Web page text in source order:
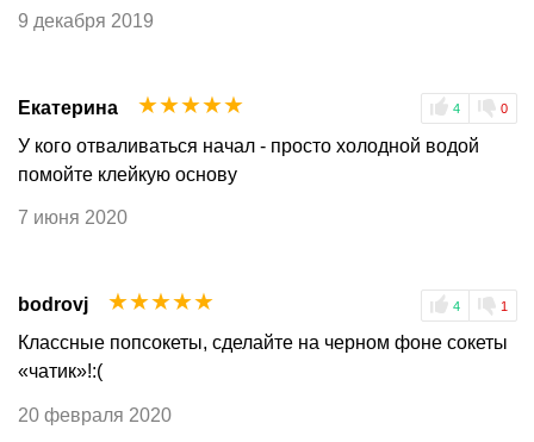
9 декабря 2019
Екатерина 4 0
☆
☆
☆
☆
☆
У кого отваливаться начал - просто холодной водой
помойте клейкую основу
7 июня 2020
bodrovj 4 1
☆
☆
☆
☆
☆
Классные попсокеты, сделайте на черном фоне сокеты
«чатик»!:(
20 февраля 2020